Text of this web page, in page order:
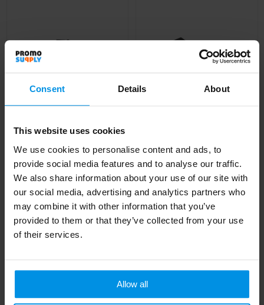
Consent Details About
This website uses cookies
We use cookies to personalise content and ads, to
provide social media features and to analyse our traffic.
We also share information about your use of our site with
our social media, advertising and analytics partners who
may combine it with other information that you’ve
provided to them or that they’ve collected from your use
of their services.
Allow all
Gear X
schroevendraaier tool
4 werkdag(en)
TOOLBOX -
Schroevendraaierset in
boxje
Al vanaf
€ 5,75
4 werkdag(en)